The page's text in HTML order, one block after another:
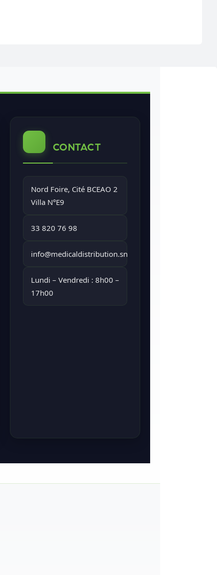
CONTACT
Nord Foire, Cité BCEAO 2
Villa N°E9
33 820 76 98
info@medicaldistribution.sn
Lundi – Vendredi : 8h00 –
17h00